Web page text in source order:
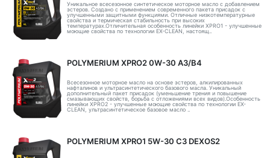
Уникальное всесезонное синтетическое моторное масло с добавлением
эстеров. Создано с применением современного пакета присадок с
улучшенными защитными функциями. Отличные низкотемпературные
свойства и термическая стабильность при высоких
температурах.Отличительная особенность линейки XPRO1 - улучшенные
моющие свойства по технологии EX-CLEAN, настоящ..
POLYMERIUM XPRO2 0W-30 A3/B4
Всесезонное моторное масло на основе эстеров, алкилированных
нафталинов и ультрасинтетического базового масла. Уникальный
дополнительный пакет присадок (уменьшение трения и повышение
смазывающих свойств, борьба с отложениями всех видов).Особенность
линейки XPRO2 - улучшенные моющие свойства по технологии EX-
CLEAN, ультрасинтетическое базовое масло ..
POLYMERIUM XPRO1 5W-30 C3 DEXOS2